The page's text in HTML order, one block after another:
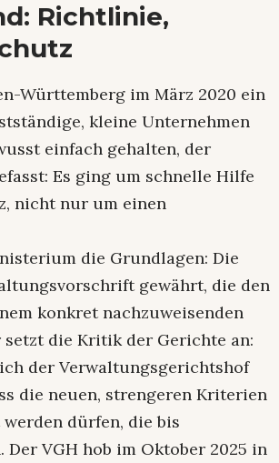
Richtlinie,
Württemberg im März 2020 ein
kleine Unternehmen
einfach gehalten, der
Es ging um schnelle Hilfe
nicht nur um einen
die Grundlagen: Die
gewährt, die den
konkret nachzuweisenden
die Kritik der Gerichte an:
der Verwaltungsgerichtshof
die neuen, strengeren Kriterien
dürfen, die bis
VGH hob im Oktober 2025 in